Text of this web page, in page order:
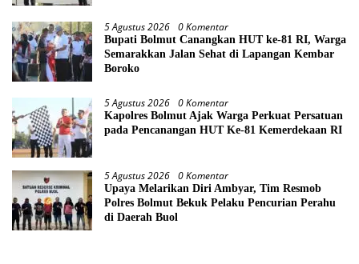
5 Agustus 2026 0 Komentar
Bupati Bolmut Canangkan HUT ke-81 RI, Warga
Semarakkan Jalan Sehat di Lapangan Kembar
Boroko
5 Agustus 2026 0 Komentar
Kapolres Bolmut Ajak Warga Perkuat Persatuan
pada Pencanangan HUT Ke-81 Kemerdekaan RI
5 Agustus 2026 0 Komentar
Upaya Melarikan Diri Ambyar, Tim Resmob
Polres Bolmut Bekuk Pelaku Pencurian Perahu
di Daerah Buol